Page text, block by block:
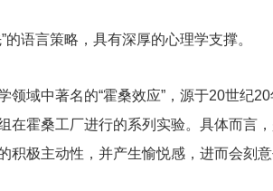
的语言策略，具有深厚的心理学支撑。
领域中著名的“霍桑效应”，源于20世纪
在霍桑工厂进行的系列实验。具体而言
积极主动性，并产生愉悦感，进而会刻